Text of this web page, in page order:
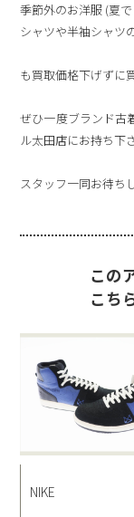
季節外のお洋服 (夏
シャツや半袖シャツ
も買取価格下げずに
ぜひ一度ブランド古
ル太田店にお持ち下
スタッフ一同お待ち
この
こち
NIKE